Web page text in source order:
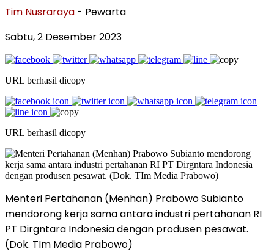
Tim Nusraraya - Pewarta
Sabtu, 2 Desember 2023
URL berhasil dicopy
URL berhasil dicopy
Menteri Pertahanan (Menhan) Prabowo Subianto
mendorong kerja sama antara industri pertahanan RI
PT Dirgntara Indonesia dengan produsen pesawat.
(Dok. TIm Media Prabowo)